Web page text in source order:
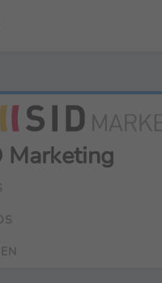
Marketing